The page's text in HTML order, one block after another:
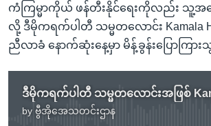
ကံကြမ္မာကိုယ် ဖန်တီးနိုင်ရေးကိုလည်း သူ့အ
လို့ ဒီမိုကရက်ပါတီ သမ္မတလောင်း Kamala
ညီလာခံ နောက်ဆုံးနေ့မှာ မိန့်ခွန်းပြောကြား
by ဗွီအိုအေသတင်းဌာန
No media source currently